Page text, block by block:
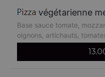
végétarienne
Base sauce tomate,
oignons, artichauts,